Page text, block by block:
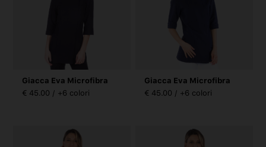
Giacca Eva Microfibra
€ 45.00 / +6 colori
Giacca Eva Microfibra
€ 45.00 / +6 colori